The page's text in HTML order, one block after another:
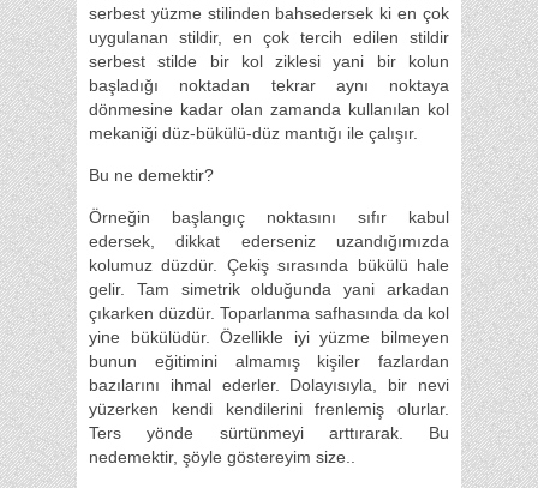
serbest yüzme stilinden bahsedersek ki en çok
uygulanan stildir, en çok tercih edilen stildir
serbest stilde bir kol ziklesi yani bir kolun
başladığı noktadan tekrar aynı noktaya
dönmesine kadar olan zamanda kullanılan kol
mekaniği düz-bükülü-düz mantığı ile çalışır.
Bu ne demektir?
Örneğin başlangıç noktasını sıfır kabul
edersek, dikkat ederseniz uzandığımızda
kolumuz düzdür. Çekiş sırasında bükülü hale
gelir. Tam simetrik olduğunda yani arkadan
çıkarken düzdür. Toparlanma safhasında da kol
yine bükülüdür. Özellikle iyi yüzme bilmeyen
bunun eğitimini almamış kişiler fazlardan
bazılarını ihmal ederler. Dolayısıyla, bir nevi
yüzerken kendi kendilerini frenlemiş olurlar.
Ters yönde sürtünmeyi arttırarak. Bu
nedemektir, şöyle göstereyim size..